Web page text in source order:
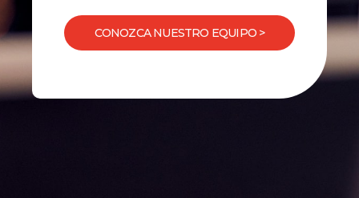
CONOZCA NUESTRO EQUIPO >